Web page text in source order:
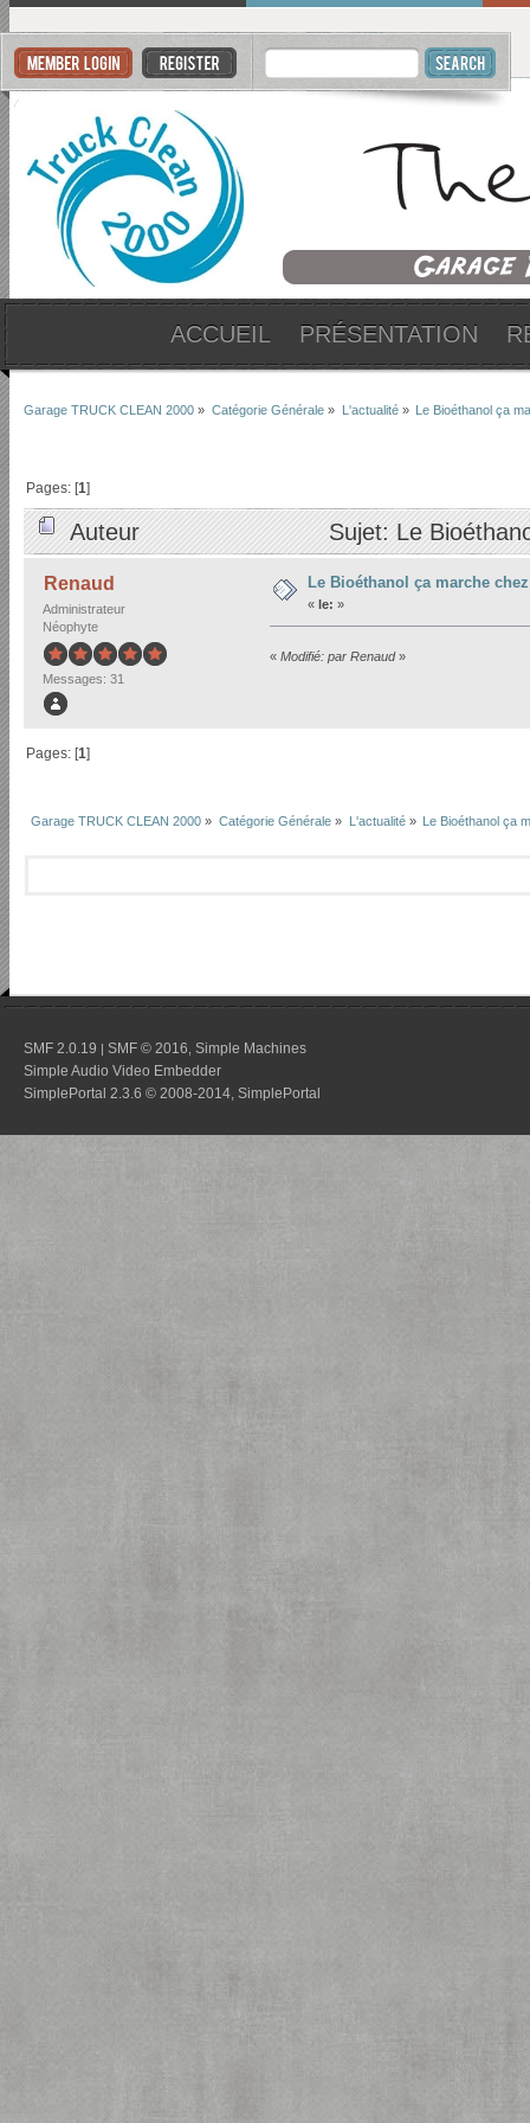
ACCUEIL PRÉSENTATION
Garage TRUCK CLEAN 2000 » Catégorie Générale » L'actualité» Le Bioéthanol ça
Pages: [1]
Auteur Sujet: Le
Renaud
Administrateur
Néophyte
Messages: 31
Le Bioéthanol ça marche
« le: »
« Modifié: par Renaud»
Pages: [1]
Garage TRUCK CLEAN 2000 » Catégorie Générale » L'actualité» Le Bioéthanol ça
SMF 2.0.19 | SMF © 2016 Simple Machines
Simple Audio Video Embedder
SimplePortal 2.3.6 © 2008-2014, SimplePortal